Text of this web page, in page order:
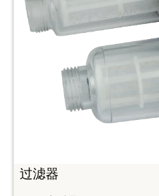
过滤器